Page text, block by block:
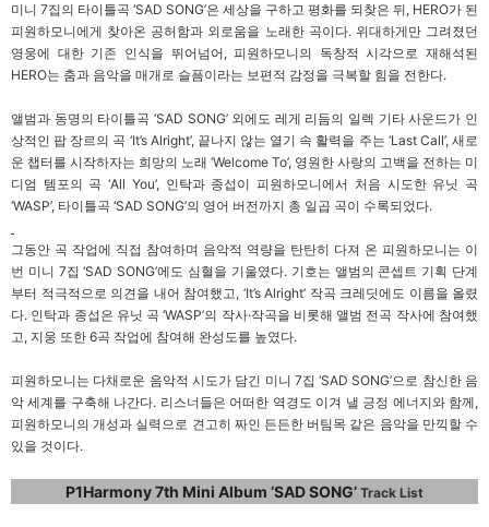
미니 7집의 타이틀곡 ‘SAD SONG’은 세상을 구하고 평화를 되찾은 뒤, HERO가 된
피원하모니에게 찾아온 공허함과 외로움을 노래한 곡이다. 위대하게만 그려졌던
영웅에 대한 기존 인식을 뛰어넘어, 피원하모니의 독창적 시각으로 재해석된
HERO는 춤과 음악을 매개로 슬픔이라는 보편적 감정을 극복할 힘을 전한다.
앨범과 동명의 타이틀곡 ‘SAD SONG’ 외에도 레게 리듬의 일렉 기타 사운드가 인
상적인 팝 장르의 곡 ‘It’s Alright’, 끝나지 않는 열기 속 활력을 주는 ‘Last Call’, 새로
운 챕터를 시작하자는 희망의 노래 ‘Welcome To’, 영원한 사랑의 고백을 전하는 미
디엄 템포의 곡 ‘All You’, 인탁과 종섭이 피원하모니에서 처음 시도한 유닛 곡
‘WASP’, 타이틀곡 ‘SAD SONG’의 영어 버전까지 총 일곱 곡이 수록되었다.
그동안 곡 작업에 직접 참여하며 음악적 역량을 탄탄히 다져 온 피원하모니는 이
번 미니 7집 ‘SAD SONG’에도 심혈을 기울였다. 기호는 앨범의 콘셉트 기획 단계
부터 적극적으로 의견을 내어 참여했고, ‘It’s Alright’ 작곡 크레딧에도 이름을 올렸
다. 인탁과 종섭은 유닛 곡 ‘WASP’의 작사·작곡을 비롯해 앨범 전곡 작사에 참여했
고, 지웅 또한 6곡 작업에 참여해 완성도를 높였다.
피원하모니는 다채로운 음악적 시도가 담긴 미니 7집 ‘SAD SONG’으로 참신한 음
악 세계를 구축해 나간다. 리스너들은 어떠한 역경도 이겨 낼 긍정 에너지와 함께,
피원하모니의 개성과 실력으로 견고히 짜인 든든한 버팀목 같은 음악을 만끽할 수
있을 것이다.
P1Harmony 7th Mini Album ‘SAD SONG’ Track List